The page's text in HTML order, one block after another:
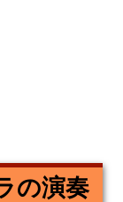
の演奏